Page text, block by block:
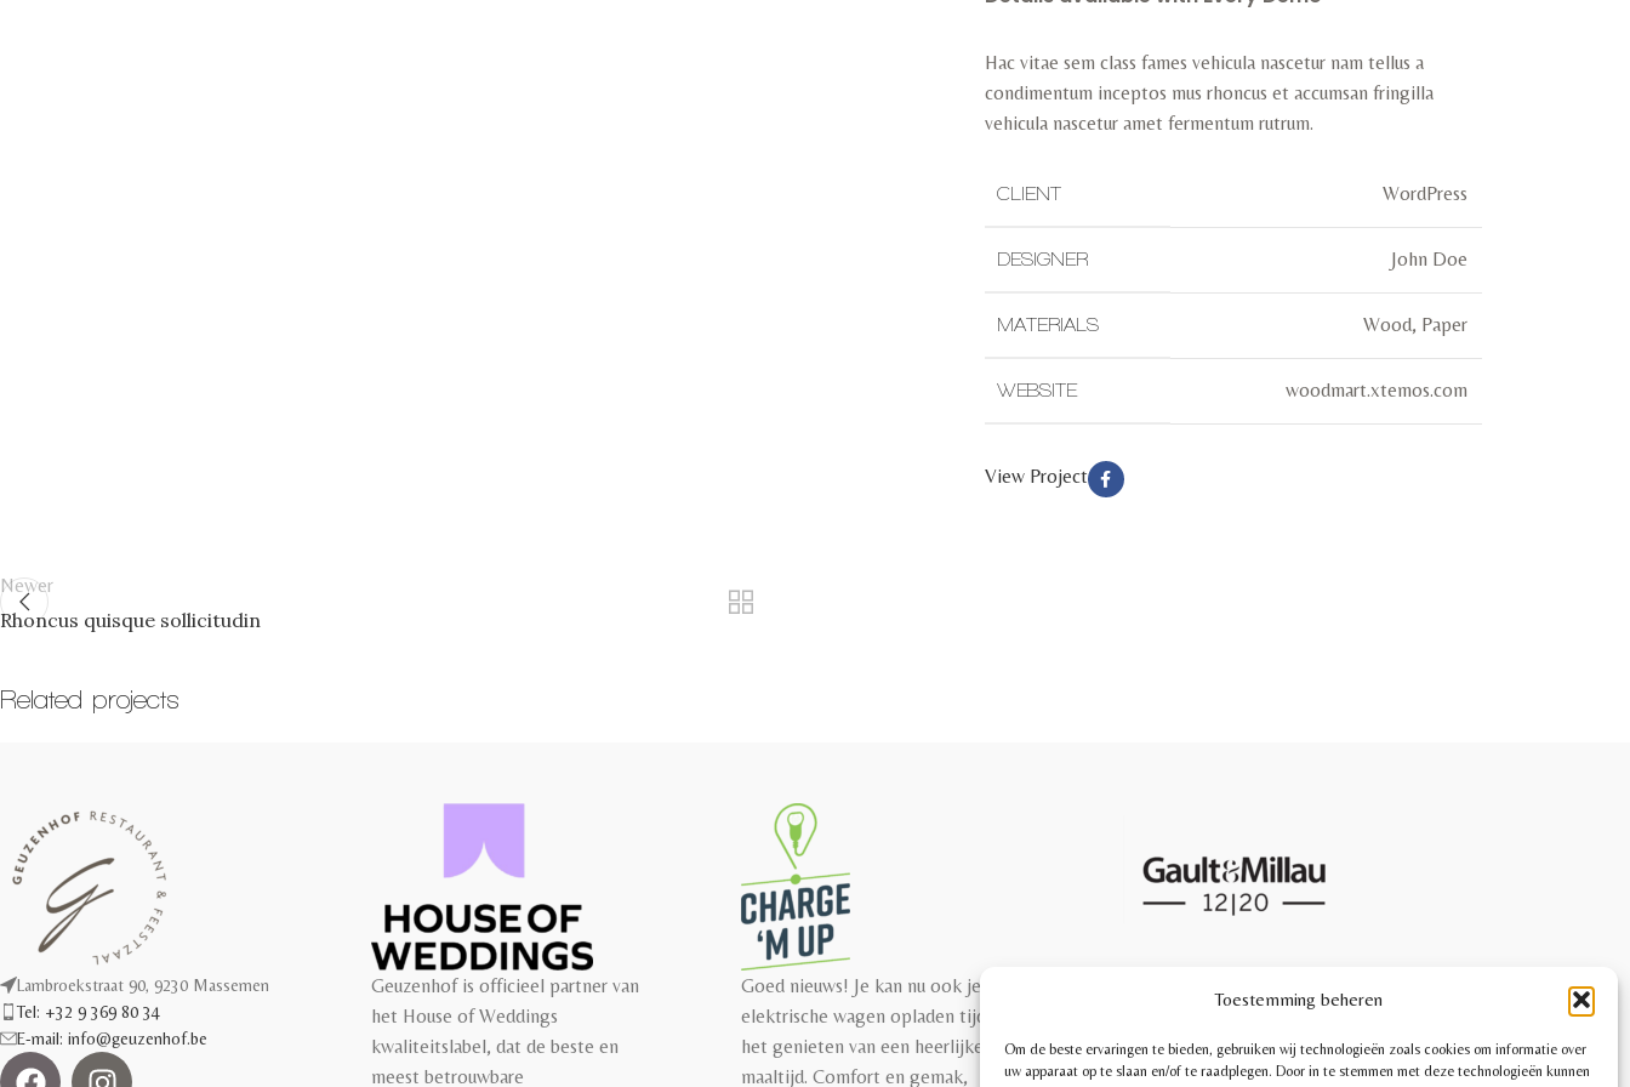
Toestemming beheren
Om de beste ervaringen te bieden, gebruiken wij technologieën zoals cookies om informatie over
uw apparaat op te slaan en/of te raadplegen. Door in te stemmen met deze technologieën kunnen
Hac vitae sem class fames vehicula nascetur nam tellus a
condimentum inceptos mus rhoncus et accumsan fringilla
vehicula nascetur amet fermentum rutrum.
CLIENT WordPress
DESIGNER John Doe
MATERIALS Wood, Paper
WEBSITE woodmart.xtemos.com
View Project
Newer
Rhoncus quisque sollicitudin
Related projects
Imperdiet mauris a nontin
Lambroekstraat 90, 9230 Massemen
Tel: +32 9 369 80 34
E-mail: info@geuzenhof.be
Geuzenhof is officieel partner van
het House of Weddings
kwaliteitslabel, dat de beste en
meest betrouwbare
Goed nieuws! Je kan nu ook je
elektrische wagen opladen tijdens
het genieten van een heerlijke
maaltijd. Comfort en gemak,